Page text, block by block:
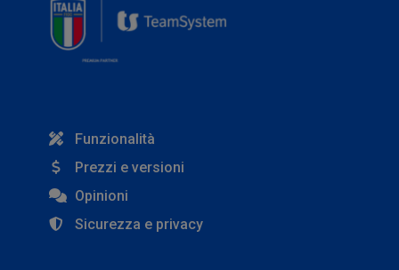
Funzionalità
Prezzi e versioni
Opinioni
Sicurezza e privacy